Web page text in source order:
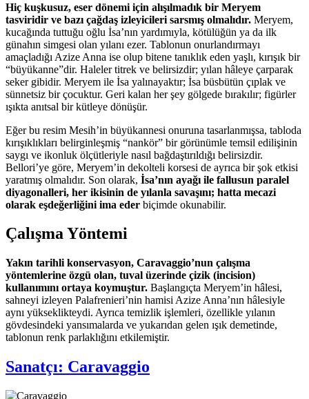
Hiç kuşkusuz, eser dönemi için alışılmadık bir Meryem
tasviridir ve bazı çağdaş izleyicileri sarsmış olmalıdır. Meryem,
kucağında tuttuğu oğlu İsa’nın yardımıyla, kötülüğün ya da ilk
günahın simgesi olan yılanı ezer. Tablonun onurlandırmayı
amaçladığı Azize Anna ise olup bitene tanıklık eden yaşlı, kırışık bir
“büyükanne”dir. Haleler titrek ve belirsizdir; yılan hâleye çarparak
seker gibidir. Meryem ile İsa yalınayaktır; İsa büsbütün çıplak ve
sünnetsiz bir çocuktur. Geri kalan her şey gölgede bırakılır; figürler
ışıkta anıtsal bir kütleye dönüşür.
Eğer bu resim Mesih’in büyükannesi onuruna tasarlanmışsa, tabloda
kırışıklıkları belirginleşmiş “nankör” bir görünümle temsil edilişinin
saygı ve ikonluk ölçütleriyle nasıl bağdaştırıldığı belirsizdir.
Bellori’ye göre, Meryem’in dekolteli korsesi de ayrıca bir şok etkisi
yaratmış olmalıdır. Son olarak, İsa’nın ayağı ile fallusun paralel
diyagonalleri, her ikisinin de yılanla savaşını; hatta mecazi
olarak eşdeğerliğini ima eder biçimde okunabilir.
Çalışma Yöntemi
Yakın tarihli konservasyon, Caravaggio’nun çalışma
yöntemlerine özgü olan, tuval üzerinde çizik (incision)
kullanımını ortaya koymuştur. Başlangıçta Meryem’in hâlesi,
sahneyi izleyen Palafrenieri’nin hamisi Azize Anna’nın hâlesiyle
aynı yükseklikteydi. Ayrıca temizlik işlemleri, özellikle yılanın
gövdesindeki yansımalarda ve yukarıdan gelen ışık demetinde,
tablonun renk parlaklığını etkilemiştir.
Sanatçı: Caravaggio